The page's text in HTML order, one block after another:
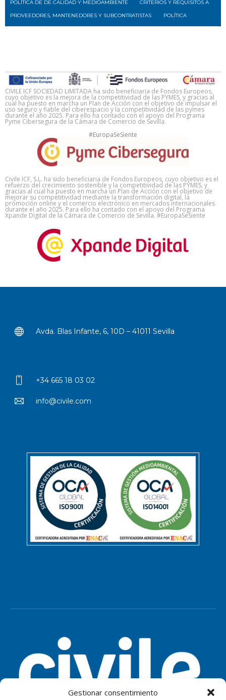
Gestionar consentimiento
POLÍTICA DE DE CALIDAD Y MEDIOAMBIENTE
CRITERIOS Y REQUISITOS A
PROVEEDORES, MANTENEDORES Y SUBCONTRATISTAS
POLÍTICA
CIVILE ICF SOCIEDAD LIMITADA ha sido beneficiaria de Fondos Europeos,
cuyo objetivo es la mejora de la competitividad de las PYMES, y gracias al
cual ha puesto en marcha un Plan de Acción con el objetivo de impulsar el
uso seguro y fiable del ciberespacio y la competitividad de las pymes
durante el año 2025. Para ello ha contado con el apoyo del Programa
Pyme Cibersegura de la Cámara de Comercio de Sevilla.
#EuropaSeSiente
Civile ICF, S.L. ha sido beneficiaria de Fondos Europeos, cuyo objetivo es el
refuerzo del crecimiento sostenible y la competitividad de las PYMES, y
gracias al cual ha puesto en marcha un Plan de Acción con el objetivo de
mejorar su competitividad mediante la transformación digital, la
promoción online y el comercio electrónico en mercados internacionales
durante el año 2025. Para ello ha contado con el apoyo del Programa
Xpande Digital de la Cámara de Comercio de Sevilla. #EuropaSeSiente
Avda. Blas Infante, 6, 10D – 41011 Sevilla
+34 665 18 03 02
info@civile.com